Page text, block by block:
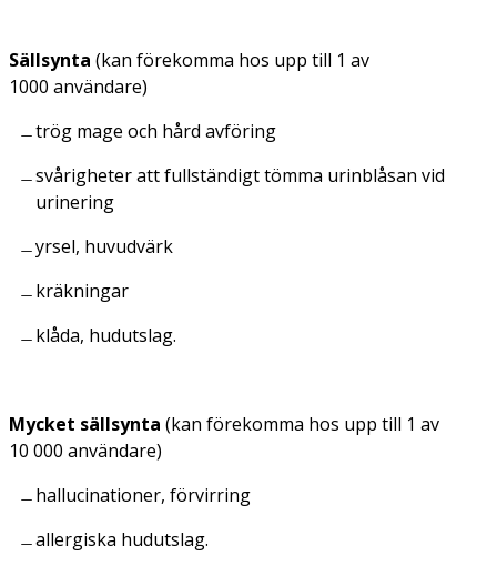
Sällsynta (kan förekomma hos upp till 1 av
1000 användare)
trög mage och hård avföring
svårigheter att fullständigt tömma urinblåsan vid
urinering
yrsel, huvudvärk
kräkningar
klåda, hudutslag.
Mycket sällsynta (kan förekomma hos upp till 1 av
10 000 användare)
hallucinationer, förvirring
allergiska hudutslag.